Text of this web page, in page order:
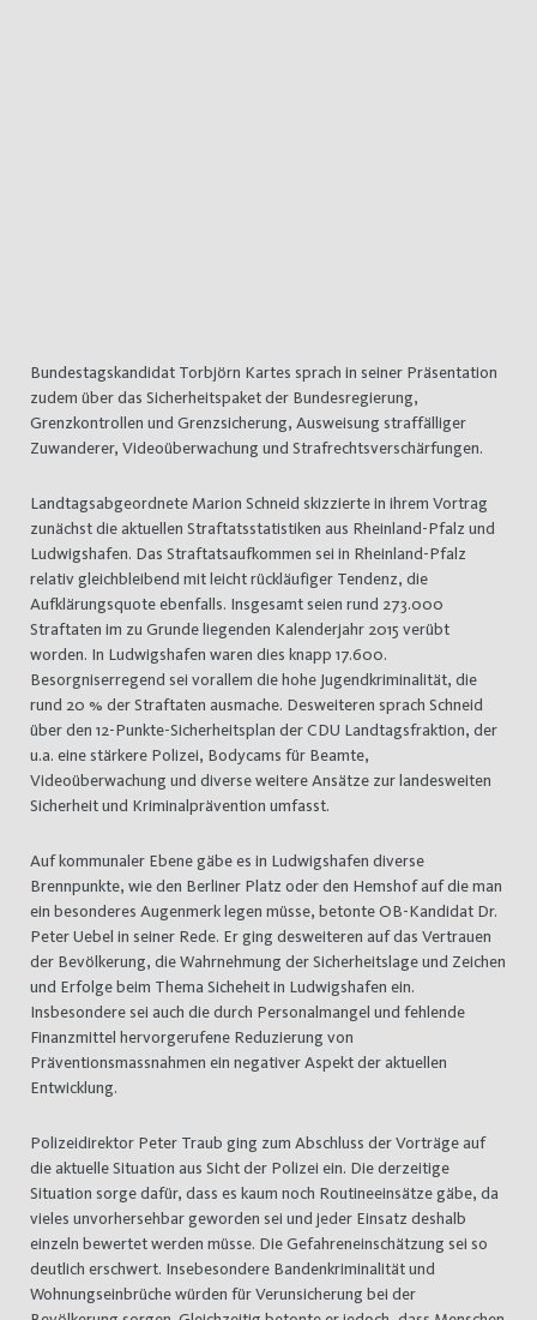
Bundestagskandidat Torbjörn Kartes sprach in seiner Präsentation
zudem über das Sicherheitspaket der Bundesregierung,
Grenzkontrollen und Grenzsicherung, Ausweisung straffälliger
Zuwanderer, Videoüberwachung und Strafrechtsverschärfungen.
Landtagsabgeordnete Marion Schneid skizzierte in ihrem Vortrag
zunächst die aktuellen Straftatsstatistiken aus Rheinland-Pfalz und
Ludwigshafen. Das Straftatsaufkommen sei in Rheinland-Pfalz
relativ gleichbleibend mit leicht rückläufiger Tendenz, die
Aufklärungsquote ebenfalls. Insgesamt seien rund 273.000
Straftaten im zu Grunde liegenden Kalenderjahr 2015 verübt
worden. In Ludwigshafen waren dies knapp 17.600.
Besorgniserregend sei vorallem die hohe Jugendkriminalität, die
rund 20 % der Straftaten ausmache. Desweiteren sprach Schneid
über den 12-Punkte-Sicherheitsplan der CDU Landtagsfraktion, der
u.a. eine stärkere Polizei, Bodycams für Beamte,
Videoüberwachung und diverse weitere Ansätze zur landesweiten
Sicherheit und Kriminalprävention umfasst.
Auf kommunaler Ebene gäbe es in Ludwigshafen diverse
Brennpunkte, wie den Berliner Platz oder den Hemshof auf die man
ein besonderes Augenmerk legen müsse, betonte OB-Kandidat Dr.
Peter Uebel in seiner Rede. Er ging desweiteren auf das Vertrauen
der Bevölkerung, die Wahrnehmung der Sicherheitslage und Zeichen
und Erfolge beim Thema Sicheheit in Ludwigshafen ein.
Insbesondere sei auch die durch Personalmangel und fehlende
Finanzmittel hervorgerufene Reduzierung von
Präventionsmassnahmen ein negativer Aspekt der aktuellen
Entwicklung.
Polizeidirektor Peter Traub ging zum Abschluss der Vorträge auf
die aktuelle Situation aus Sicht der Polizei ein. Die derzeitige
Situation sorge dafür, dass es kaum noch Routineeinsätze gäbe, da
vieles unvorhersehbar geworden sei und jeder Einsatz deshalb
einzeln bewertet werden müsse. Die Gefahreneinschätzung sei so
deutlich erschwert. Insebesondere Bandenkriminalität und
Wohnungseinbrüche würden für Verunsicherung bei der